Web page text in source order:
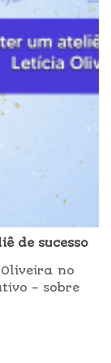
de sucesso
no
– sobre